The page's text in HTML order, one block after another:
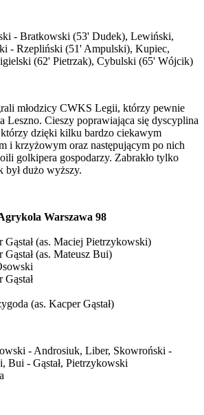
- Bratkowski (53' Dudek), Lewiński,
- Rzepliński (51' Ampulski), Kupiec,
(62' Pietrzak), Cybulski (65' Wójcik)
młodzicy CWKS Legii, którzy pewnie
Leszno. Cieszy poprawiająca się dyscyplina
dzięki kilku bardzo ciekawym
i krzyżowym oraz następującym po nich
golkipera gospodarzy. Zabrakło tylko
był dużo wyższy.
Warszawa 98
Gąstał (as. Maciej Pietrzykowski)
(as. Mateusz Bui)
(as. Kacper Gąstał)
- Androsiuk, Liber, Skowroński -
Bui - Gąstał, Pietrzykowski